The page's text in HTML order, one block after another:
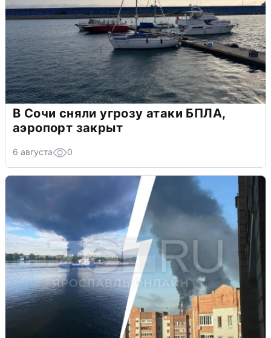
В Сочи сняли угрозу атаки БПЛА,
аэропорт закрыт
6 августа 0